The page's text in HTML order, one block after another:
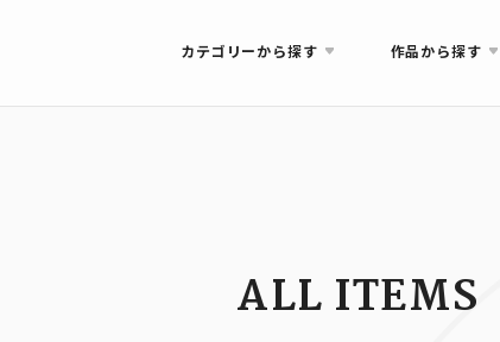
カテゴリーから探す 作品から探す
ALL ITEMS